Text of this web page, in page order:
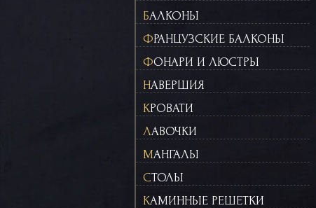
БАЛКОНЫ
ФРАНЦУЗСКИЕ БАЛКОНЫ
ФОНАРИ И ЛЮСТРЫ
НАВЕРШИЯ
КРОВАТИ
ЛАВОЧКИ
МАНГАЛЫ
СТОЛЫ
КАМИННЫЕ РЕШЕТКИ